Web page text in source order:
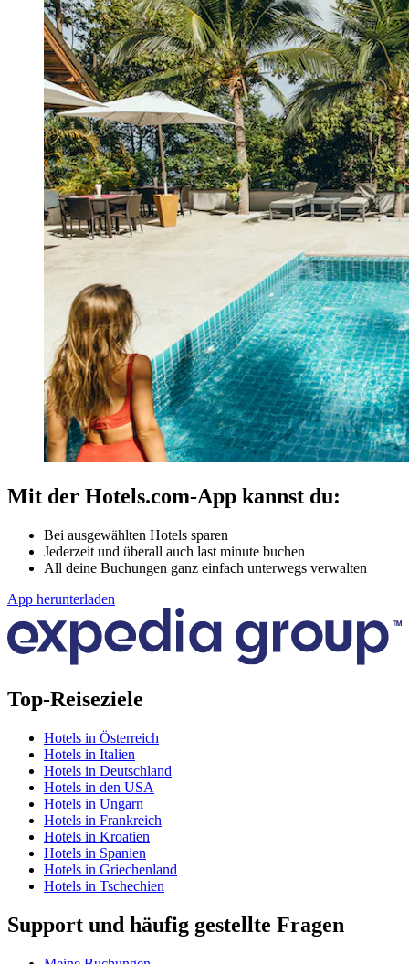
Mit der Hotels.com-App kannst du:
Bei ausgewählten Hotels sparen
Jederzeit und überall auch last minute buchen
All deine Buchungen ganz einfach unterwegs verwalten
App herunterladen
Top-Reiseziele
Hotels in Österreich
Hotels in Italien
Hotels in Deutschland
Hotels in den USA
Hotels in Ungarn
Hotels in Frankreich
Hotels in Kroatien
Hotels in Spanien
Hotels in Griechenland
Hotels in Tschechien
Support und häufig gestellte Fragen